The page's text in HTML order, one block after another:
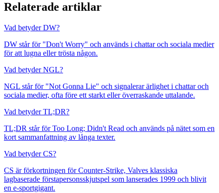
Relaterade artiklar
Vad betyder DW?
DW står för "Don't Worry" och används i chattar och sociala medier
för att lugna eller trösta någon.
Vad betyder NGL?
NGL står för "Not Gonna Lie" och signalerar ärlighet i chattar och
sociala medier, ofta före ett starkt eller överraskande uttalande.
Vad betyder TL;DR?
TL;DR står för Too Long; Didn't Read och används på nätet som en
kort sammanfattning av långa texter.
Vad betyder CS?
CS är förkortningen för Counter-Strike, Valves klassiska
lagbaserade förstapersonsskjutspel som lanserades 1999 och blivit
en e-sportgigant.